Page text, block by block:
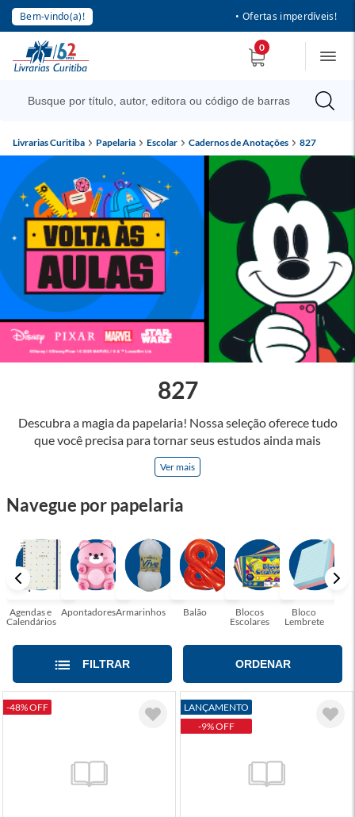
Bem-vindo(a)! • Ofertas imperdíveis!
0
Livrarias Curitiba Papelaria Escolar Cadernos de Anotações 827
Descubra a magia da papelaria! Nossa seleção oferece tudo
que você precisa para tornar seus estudos ainda mais
inspiradores e produtos que tornarão sua rotina profissional
mais eficiente e agradável. Abrace a arte de escrever,
cores, ideias e possibilidades. Tenha certeza, temos a
encantadora! Seja para estudantes em busca do material
perfeito para suas aulas, profissionais que buscam organizar
seus escritórios, temos tudo que você precisa!
Ver mais
827
Navegue por papelaria
Agendas e
Calendários
ApontadoresArmarinhos Balão
Blocos
Escolares
Bloco
Lembrete
FILTRAR ORDENAR
-48% OFF
LANÇAMENTO
-9% OFF